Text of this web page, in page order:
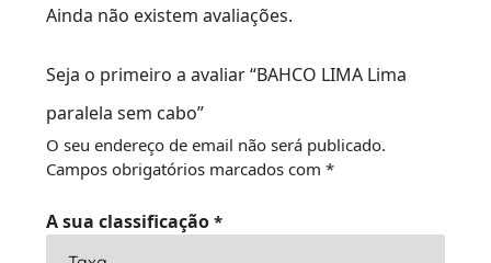
Ainda não existem avaliações.
Seja o primeiro a avaliar “BAHCO LIMA Lima
paralela sem cabo”
O seu endereço de email não será publicado.
Campos obrigatórios marcados com *
A sua classificação *